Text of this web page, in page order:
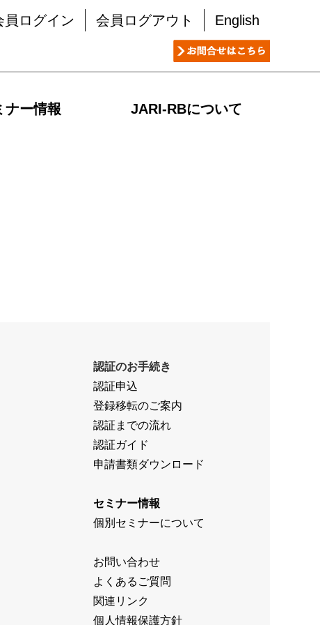
員ログイン 会員ログアウト English
ナー情報 JARI-RBについて
認証のお手続き
認証申込
登録移転のご案内
認証までの流れ
認証ガイド
申請書類ダウンロード
セミナー情報
個別セミナーについて
お問い合わせ
よくあるご質問
関連リンク
個人情報保護方針